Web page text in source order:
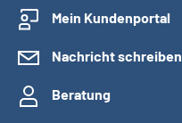
Mein Kundenportal
Nachricht schreiben
Beratung